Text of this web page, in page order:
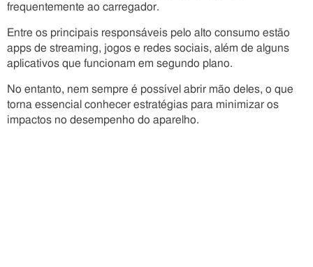
frequentemente ao carregador.
Entre os principais responsáveis pelo alto consumo estão
apps de streaming, jogos e redes sociais, além de alguns
aplicativos que funcionam em segundo plano.
No entanto, nem sempre é possível abrir mão deles, o que
torna essencial conhecer estratégias para minimizar os
impactos no desempenho do aparelho.